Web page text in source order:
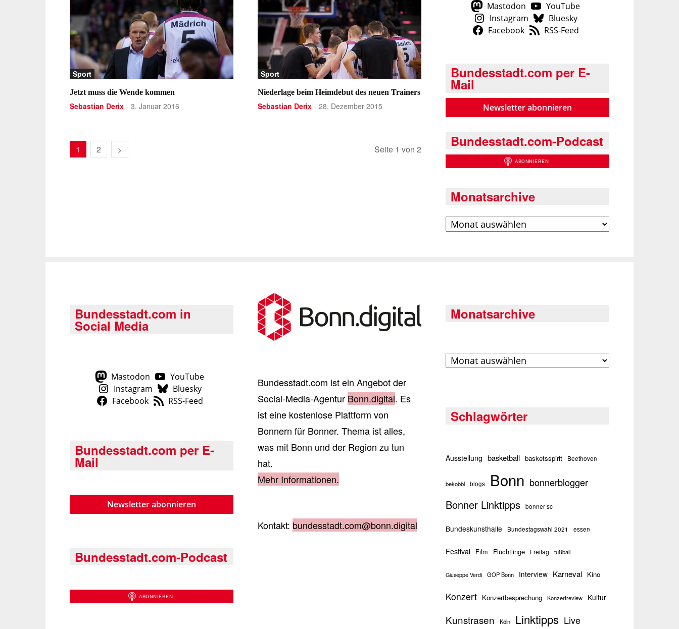
Sport
Jetzt muss die Wende kommen
Sebastian Derix - 3. Januar 2016
Sport
Niederlage beim Heimdebut des neuen Trainers
Sebastian Derix - 28. Dezember 2015
1 2 Seite 1 von 2
Mastodon
YouTube
Instagram
Bluesky
Facebook
RSS-Feed
Bundesstadt.com per E-
Mail
Newsletter abonnieren
Bundesstadt.com-Podcast
Monatsarchive
Archiv
Bundesstadt.com in
Social Media
Mastodon
YouTube
Instagram
Bluesky
Facebook
RSS-Feed
Bundesstadt.com per E-
Mail
Newsletter abonnieren
Bundesstadt.com-Podcast
Bundesstadt.com ist ein Angebot der
Social-Media-Agentur Bonn.digital. Es
ist eine kostenlose Plattform von
Bonnern für Bonner. Thema ist alles,
was mit Bonn und der Region zu tun
hat.
Mehr Informationen.
Kontakt: bundesstadt.com@bonn.digital
Monatsarchive
Archiv
Schlagwörter
Ausstellung basketball basketsspirit Beethoven
bekobbl blogs Bonn bonnerblogger
Bonner Linktipps bonner sc
Bundeskunsthalle Bundestagswahl 2021 essen
Festival Film Flüchtlinge Freitag fußball
Giuseppe Verdi GOP Bonn Interview Karneval Kino
Konzert Konzertbesprechung Konzertreview Kultur
Kunstrasen Köln Linktipps Live